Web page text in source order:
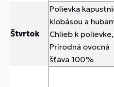
Štvrtok
Polievka
klobásou a
Chlieb k polievke,
Prírodná ovocná
šťava 100%